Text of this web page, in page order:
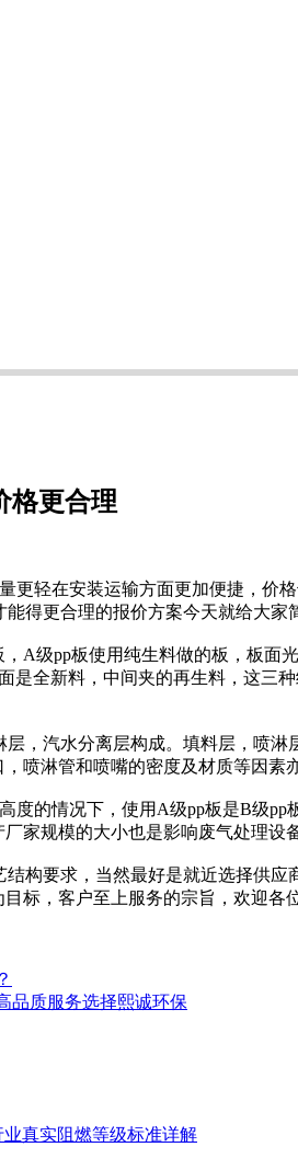
格更合理
轻在安装运输方面更加便捷，价
得更合理的报价方案今天就给大
A级pp板使用纯生料做的板，板面
是全新料，中间夹的再生料，这三
，汽水分离层构成。填料层，喷
喷淋管和喷嘴的密度及材质等因素
的情况下，使用A级pp板是B级
家规模的大小也是影响废气处理设
构要求，当然最好是就近选择供
标，客户至上服务的宗旨，欢迎各
品质服务选择熙诚环保